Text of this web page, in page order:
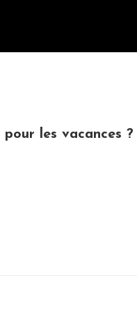
les vacances ?